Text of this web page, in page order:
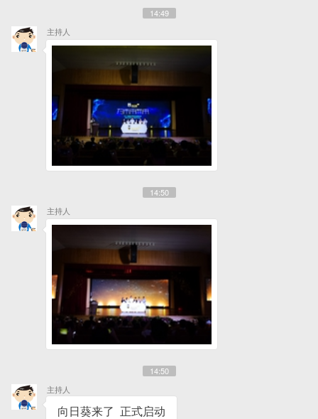
14:49
主持人
14:50
主持人
14:50
主持人
向日葵来了 正式启动